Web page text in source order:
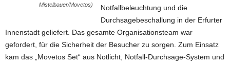
Mistelbauer/Movetos)
Notfallbeleuchtung und die
Durchsagebeschallung in der Erfurter
Innenstadt geliefert. Das gesamte Organisationsteam war
gefordert, für die Sicherheit der Besucher zu sorgen. Zum Einsatz
kam das „Movetos Set“ aus Notlicht, Notfall-Durchsage-System und